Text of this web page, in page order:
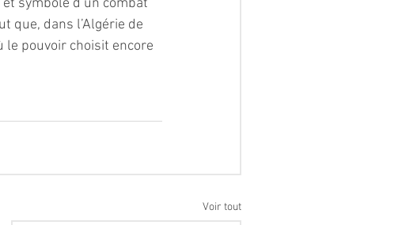
que, dans l’Algérie de
pouvoir choisit encore
Voir tout